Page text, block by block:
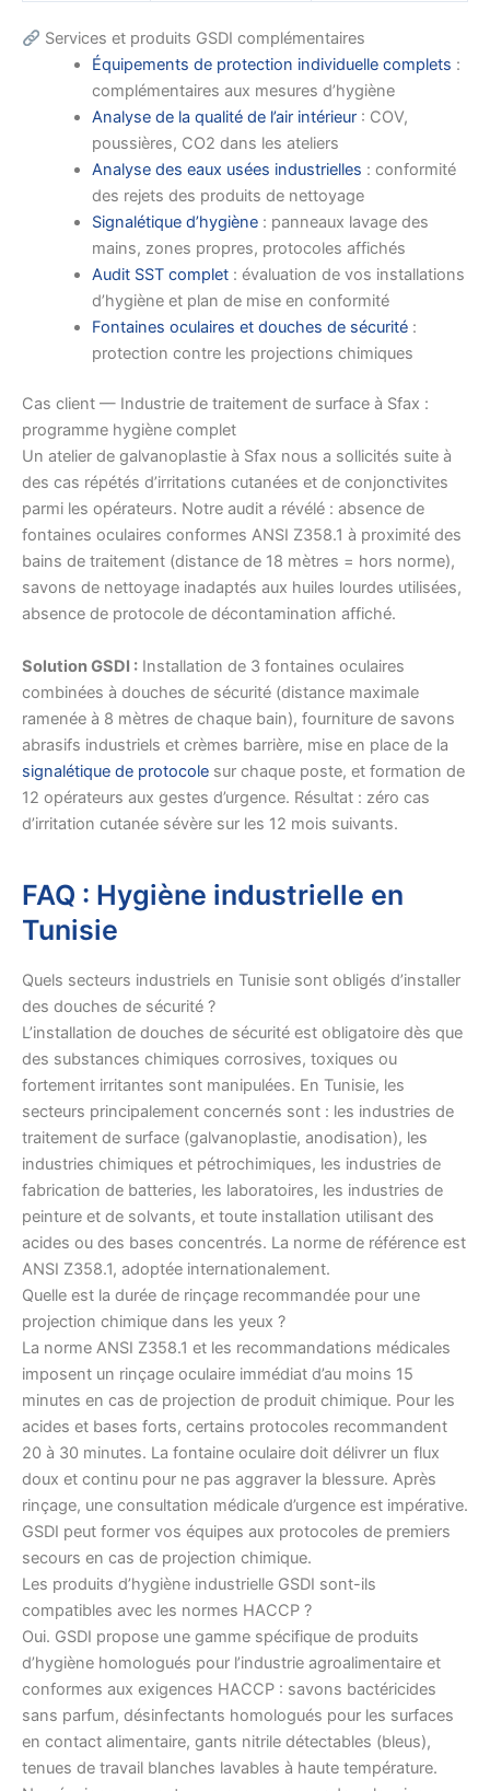
Services et produits GSDI complémentaires
Équipements de protection individuelle complets :
complémentaires aux mesures d’hygiène
Analyse de la qualité de l’air intérieur: COV,
poussières, CO2 dans les ateliers
Analyse des eaux usées industrielles : conformité
des rejets des produits de nettoyage
Signalétique d’hygiène: panneaux lavage des
mains, zones propres, protocoles affichés
Audit SST complet: évaluation de vos installations
d’hygiène et plan de mise en conformité
Fontaines oculaires et douches de sécurité:
protection contre les projections chimiques
Cas client — Industrie de traitement de surface à Sfax :
programme hygiène complet
Un atelier de galvanoplastie à Sfax nous a sollicités suite à
des cas répétés d’irritations cutanées et de conjonctivites
parmi les opérateurs. Notre audit a révélé : absence de
fontaines oculaires conformes ANSI Z358.1 à proximité des
bains de traitement (distance de 18 mètres = hors norme),
savons de nettoyage inadaptés aux huiles lourdes utilisées,
absence de protocole de décontamination affiché.
Solution GSDI : Installation de 3 fontaines oculaires
combinées à douches de sécurité (distance maximale
ramenée à 8 mètres de chaque bain), fourniture de savons
abrasifs industriels et crèmes barrière, mise en place de la
signalétique de protocole sur chaque poste, et formation de
12 opérateurs aux gestes d’urgence. Résultat : zéro cas
d’irritation cutanée sévère sur les 12 mois suivants.
FAQ : Hygiène industrielle en
Tunisie
Quels secteurs industriels en Tunisie sont obligés d’installer
des douches de sécurité ?
L’installation de douches de sécurité est obligatoire dès que
des substances chimiques corrosives, toxiques ou
fortement irritantes sont manipulées. En Tunisie, les
secteurs principalement concernés sont : les industries de
traitement de surface (galvanoplastie, anodisation), les
industries chimiques et pétrochimiques, les industries de
fabrication de batteries, les laboratoires, les industries de
peinture et de solvants, et toute installation utilisant des
acides ou des bases concentrés. La norme de référence est
ANSI Z358.1, adoptée internationalement.
Quelle est la durée de rinçage recommandée pour une
projection chimique dans les yeux ?
La norme ANSI Z358.1 et les recommandations médicales
imposent un rinçage oculaire immédiat d’au moins 15
minutes en cas de projection de produit chimique. Pour les
acides et bases forts, certains protocoles recommandent
20 à 30 minutes. La fontaine oculaire doit délivrer un flux
doux et continu pour ne pas aggraver la blessure. Après
rinçage, une consultation médicale d’urgence est impérative.
GSDI peut former vos équipes aux protocoles de premiers
secours en cas de projection chimique.
Les produits d’hygiène industrielle GSDI sont-ils
compatibles avec les normes HACCP ?
Oui. GSDI propose une gamme spécifique de produits
d’hygiène homologués pour l’industrie agroalimentaire et
conformes aux exigences HACCP : savons bactéricides
sans parfum, désinfectants homologués pour les surfaces
en contact alimentaire, gants nitrile détectables (bleus),
tenues de travail blanches lavables à haute température.